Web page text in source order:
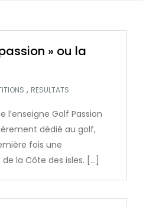
» ou la
, RESULTATS
l’enseigne Golf Passion
dédié au golf,
fois une
la Côte des isles. […]